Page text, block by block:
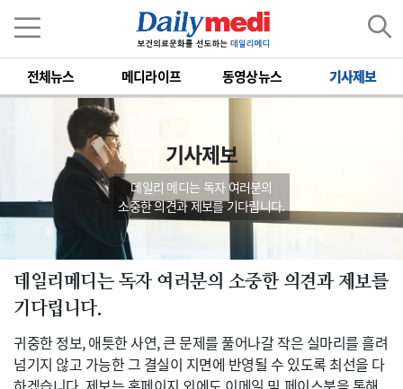
전체뉴스 메디라이프 동영상뉴스 기사제보
기사제보
데일리 메디는 독자 여러분의
소중한 의견과 제보를 기다립니다.
데일리메디는 독자 여러분의 소중한 의견과 제보를
기다립니다.
귀중한 정보, 애틋한 사연, 큰 문제를 풀어나갈 작은 실마리를 흘려
넘기지 않고 가능한 그 결실이 지면에 반영될 수 있도록 최선을 다